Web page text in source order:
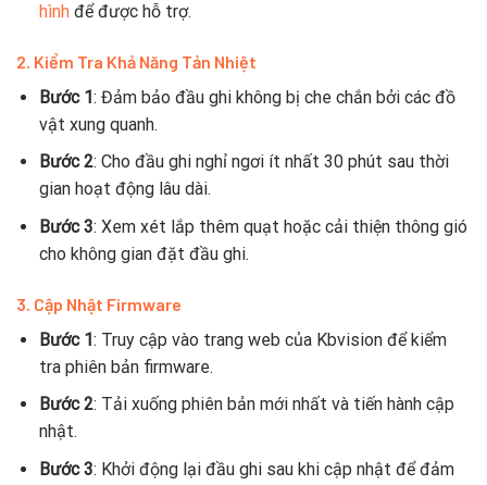
hìnhđể được hỗ trợ.
2. Kiểm Tra Khả Năng Tản Nhiệt
Bước 1: Đảm bảo đầu ghi không bị che chắn bởi các đồ
vật xung quanh.
Bước 2: Cho đầu ghi nghỉ ngơi ít nhất 30 phút sau thời
gian hoạt động lâu dài.
Bước 3: Xem xét lắp thêm quạt hoặc cải thiện thông gió
cho không gian đặt đầu ghi.
3. Cập Nhật Firmware
Bước 1: Truy cập vào trang web của Kbvision để kiểm
tra phiên bản firmware.
Bước 2: Tải xuống phiên bản mới nhất và tiến hành cập
nhật.
Bước 3: Khởi động lại đầu ghi sau khi cập nhật để đảm